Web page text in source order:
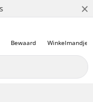
×
Winkelmandje
Bewaard